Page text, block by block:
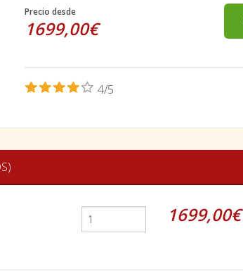
Precio desde
1699,00€
4/5
1699,00€